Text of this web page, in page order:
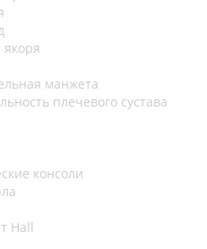
манжета
плечевого сустава
консоли
Hall